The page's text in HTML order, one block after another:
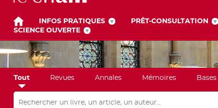
INFOS PRATIQUES
PRÊT-CONSULTATION
SCIENCE OUVERTE
Tout Revues Annales Mémoires
Rechercher dans "Tout"